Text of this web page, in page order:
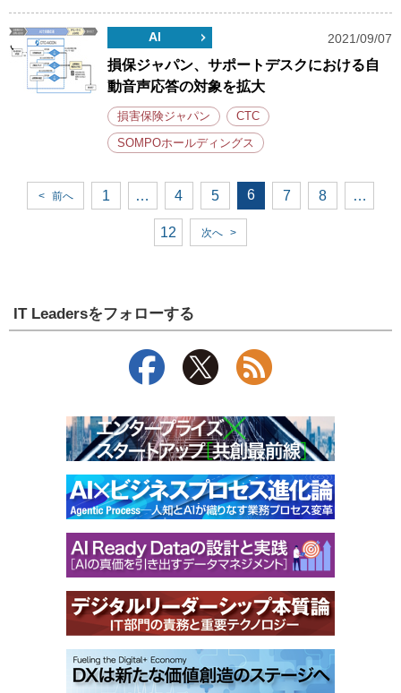
AI 2021/09/07
損保ジャパン、サポートデスクにおける自
動音声応答の対象を拡大
損害保険ジャパン CTC
SOMPOホールディングス
< 前へ 1 … 4 5 6 7 8 …
12 次へ >
IT Leadersをフォローする